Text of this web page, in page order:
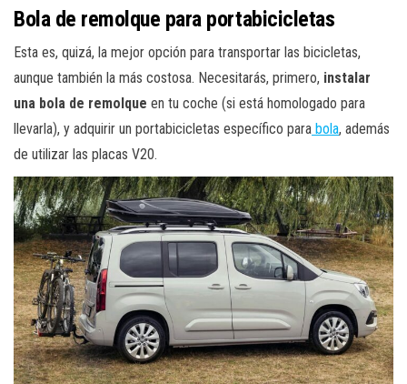
Bola de remolque para portabicicletas
Esta es, quizá, la mejor opción para transportar las bicicletas,
aunque también la más costosa. Necesitarás, primero, instalar
una bola de remolque en tu coche (si está homologado para
llevarla), y adquirir un portabicicletas específico para bola, además
de utilizar las placas V20.